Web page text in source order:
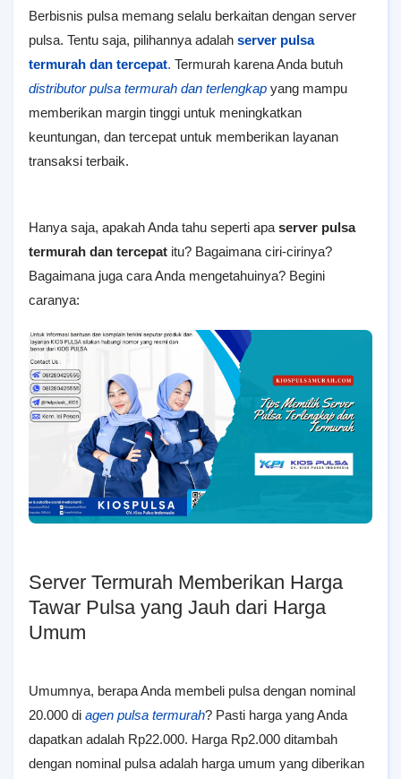
Berbisnis pulsa memang selalu berkaitan dengan server
pulsa. Tentu saja, pilihannya adalah server pulsa
termurah dan tercepat. Termurah karena Anda butuh
distributor pulsa termurah dan terlengkap yang mampu
memberikan margin tinggi untuk meningkatkan
keuntungan, dan tercepat untuk memberikan layanan
transaksi terbaik.
Hanya saja, apakah Anda tahu seperti apa server pulsa
termurah dan tercepat itu? Bagaimana ciri-cirinya?
Bagaimana juga cara Anda mengetahuinya? Begini
caranya:
Server Termurah Memberikan Harga
Tawar Pulsa yang Jauh dari Harga
Umum
Umumnya, berapa Anda membeli pulsa dengan nominal
20.000 di agen pulsa termurah? Pasti harga yang Anda
dapatkan adalah Rp22.000. Harga Rp2.000 ditambah
dengan nominal pulsa adalah harga umum yang diberikan